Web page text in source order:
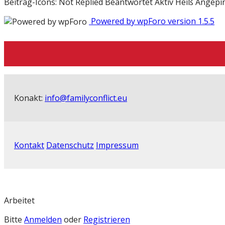
Powered by wpForo version 1.5.5
Konakt: info@familyconflict.eu
Kontakt Datenschutz Impressum
Arbeitet
Bitte Anmelden oder Registrieren